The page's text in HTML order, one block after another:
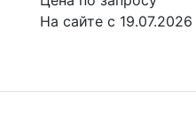
На сайте с